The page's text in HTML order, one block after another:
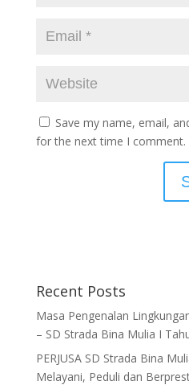
Save my name, email,
for the next time I comment.
Recent Posts
Masa Pengenalan
– SD Strada Bina Mulia I
PERJUSA SD Strada Bina
Melayani, Peduli dan